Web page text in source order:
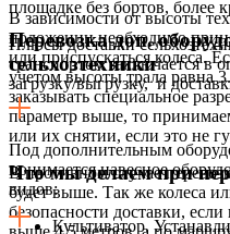
площадке без бортов, более
Плюсы доставки
транспортом заключается в
загрузку/выгрузку, и
В зависимости от высоты
положении необходимо
или приспускаться колеса.
учетом высоты трала равна
заказывать специальное
параметр выше, то
или их снятии, если это не
В противном случае
будет выше. Так же колеса
безопасности доставки,
Перевозка доп.
сельхозтехники
Под дополнительным
понимается навесное
видов:
Культиватор.
Что мы делаем при